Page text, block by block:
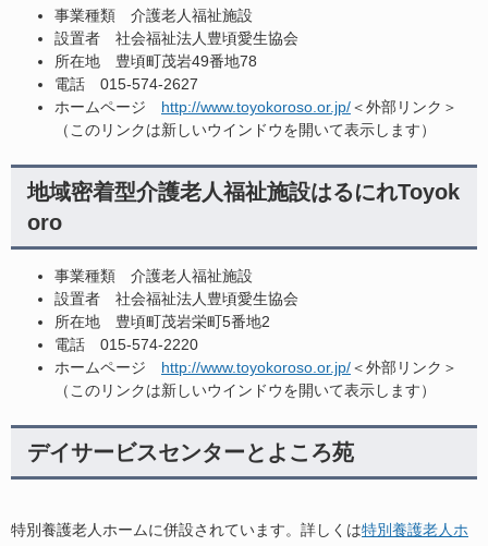
事業種類 介護老人福祉施設
設置者 社会福祉法人豊頃愛生協会
所在地 豊頃町茂岩49番地78
電話 015-574-2627
ホームページ http://www.toyokoroso.or.jp/＜外部リンク＞
（このリンクは新しいウインドウを開いて表示します）
地域密着型介護老人福祉施設はるにれToyok
oro
事業種類 介護老人福祉施設
設置者 社会福祉法人豊頃愛生協会
所在地 豊頃町茂岩栄町5番地2
電話 015-574-2220
ホームページ http://www.toyokoroso.or.jp/＜外部リンク＞
（このリンクは新しいウインドウを開いて表示します）
デイサービスセンターとよころ苑
特別養護老人ホームに併設されています。詳しくは特別養護老人ホ